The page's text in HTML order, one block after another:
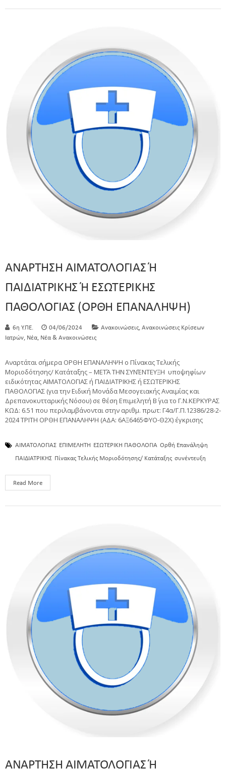
ΑΝΑΡΤΗΣΗ ΑΙΜΑΤΟΛΟΓΙΑΣ Ή
ΠΑΙΔΙΑΤΡΙΚΗΣ Ή ΕΣΩΤΕΡΙΚΗΣ
ΠΑΘΟΛΟΓΙΑΣ (ΟΡΘΗ ΕΠΑΝΑΛΗΨΗ)
6η Υ.ΠΕ. 04/06/2024 Ανακοινώσεις, Ανακοινώσεις Κρίσεων
Ιατρών, Νέα, Νέα & Ανακοινώσεις
Αναρτάται σήμερα ΟΡΘΗ ΕΠΑΝΑΛΗΨΗ ο Πίνακας Τελικής
Μοριοδότησης/ Κατάταξης – ΜΕΤΆ ΤΗΝ ΣΥΝΈΝΤΕΥΞΗ υποψηφίων
ειδικότητας ΑΙΜΑΤΟΛΟΓΙΑΣ ή ΠΑΙΔΙΑΤΡΙΚΗΣ ή ΕΣΩΤΕΡΙΚΗΣ
ΠΑΘΟΛΟΓΙΑΣ (για την Ειδική Μονάδα Μεσογειακής Αναιμίας και
Δρεπανοκυτταρικής Νόσου) σε θέση Επιμελητή Β΄ για το Γ.Ν.ΚΕΡΚΥΡΑΣ
ΚΩΔ: 6.51 που περιλαμβάνονται στην αριθμ. πρωτ: Γ4α/Γ.Π.12386/28-2-
2024 ΤΡΙΤΗ ΟΡΘΗ ΕΠΑΝΑΛΗΨΗ (ΑΔΑ: 6ΑΞ6465ΦΥΟ-Θ2Χ) έγκρισης
ΑΙΜΑΤΟΛΟΓΙΑΣ ΕΠΙΜΕΛΗΤΗ ΕΣΩΤΕΡΙΚΗ ΠΑΘΟΛΟΓΙΑ Ορθή Επανάληψη
ΠΑΙΔΙΑΤΡΙΚΗΣ Πίνακας Τελικής Μοριοδότησης/ Κατάταξης συνέντευξη
Read More
ΑΝΑΡΤΗΣΗ ΑΙΜΑΤΟΛΟΓΙΑΣ Ή